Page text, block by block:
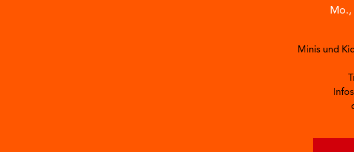
Mo.,
Minis und